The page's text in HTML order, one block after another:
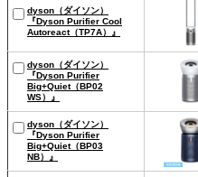
dyson（ダイソン）
『Dyson Purifier Cool
Autoreact（TP7A）』
dyson（ダイソン）
『Dyson Purifier
Big+Quiet（BP02
WS）』
dyson（ダイソン）
『Dyson Purifier
Big+Quiet（BP03
NB）』